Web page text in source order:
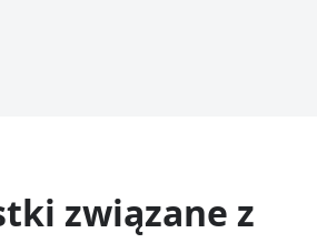
związane z